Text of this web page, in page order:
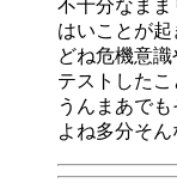
不十分なま
はいことが
どね危機意
テストした
うんまあで
よね多分そ